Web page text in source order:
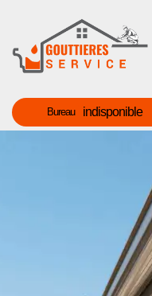
Bureau indisponible